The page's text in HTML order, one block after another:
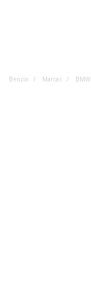
Benzin Marcas BMW